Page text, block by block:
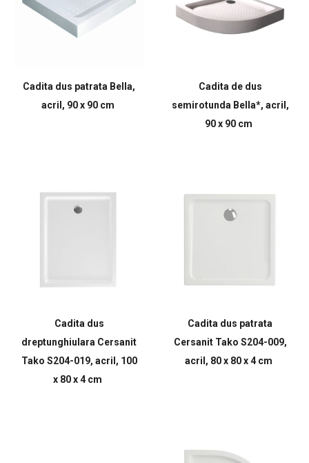
Cadita dus patrata Bella,
acril, 90 x 90 cm
Cadita de dus
semirotunda Bella*, acril,
90 x 90 cm
Cadita dus
dreptunghiulara Cersanit
Tako S204-019, acril, 100
x 80 x 4 cm
Cadita dus patrata
Cersanit Tako S204-009,
acril, 80 x 80 x 4 cm